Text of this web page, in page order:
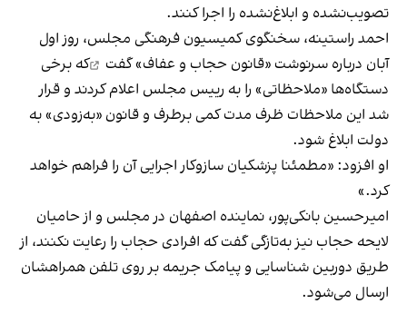
تصویب‌نشده و ابلاغ‌نشده را اجرا کنند.
احمد راستینه، سخنگوی کمیسیون فرهنگی مجلس، روز اول
آبان درباره سرنوشت «قانون حجاب و عفاف»گفت
که برخی
دستگاه‌ها «ملاحظاتی» را به رییس مجلس اعلام کردند و قرار
شد این ملاحظات ظرف مدت کمی برطرف و قانون «به‌زودی» به
دولت ابلاغ شود.
او افزود: «مطمئنا پزشکیان ساز‌و‌کار اجرایی آن را فراهم خواهد
کرد.»
امیرحسین بانکی‌پور، نماینده اصفهان در مجلس و از حامیان
لایحه حجاب نیز به‌تازگی گفت که افرادی حجاب را رعایت نکنند، از
طریق دوربین شناسایی و پیامک جریمه بر روی تلفن همراهشان
ارسال می‌شود.